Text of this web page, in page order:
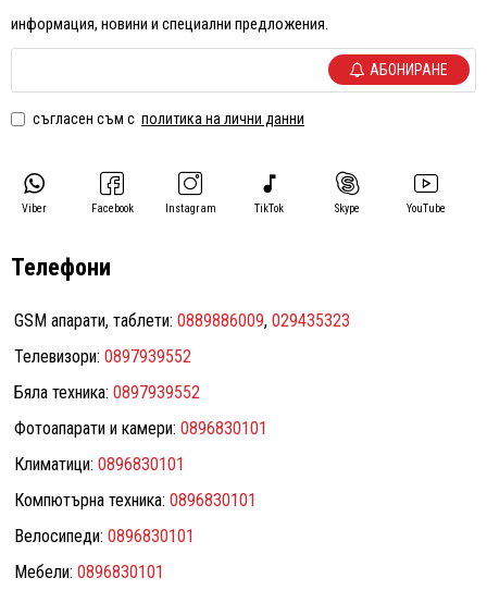
информация, новини и специални предложения.
АБОНИРАНЕ
съгласен съм с политика на лични данни
Viber Facebook Instagram TikTok Skype YouTube
Телефони
GSM апарати, таблети: 0889886009, 029435323
Телевизори: 0897939552
Бяла техника: 0897939552
Фотоапарати и камери: 0896830101
Климатици: 0896830101
Компютърна техника: 0896830101
Велосипеди: 0896830101
Мебели: 0896830101